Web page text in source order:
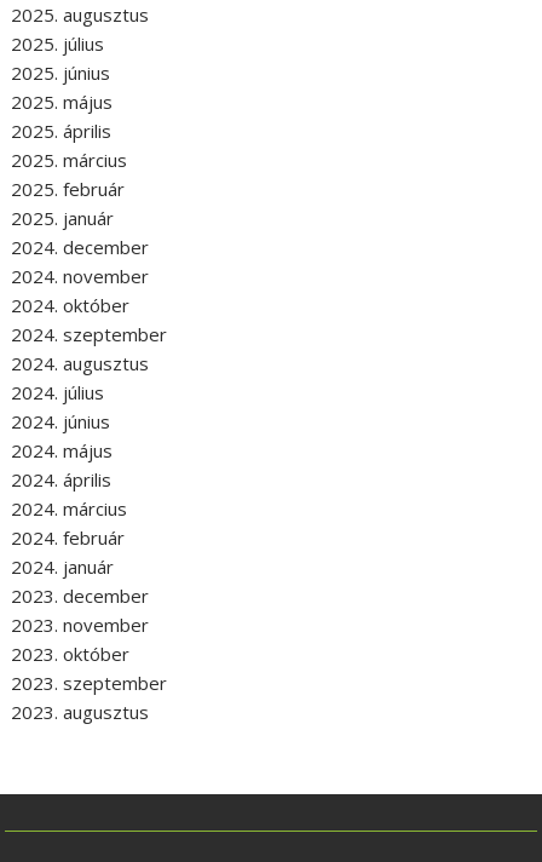
2025. augusztus
2025. július
2025. június
2025. május
2025. április
2025. március
2025. február
2025. január
2024. december
2024. november
2024. október
2024. szeptember
2024. augusztus
2024. július
2024. június
2024. május
2024. április
2024. március
2024. február
2024. január
2023. december
2023. november
2023. október
2023. szeptember
2023. augusztus